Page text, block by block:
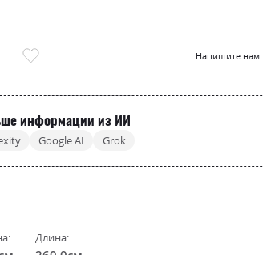
Напишите нам:
информации из ИИ
Google AI Grok
Длина: